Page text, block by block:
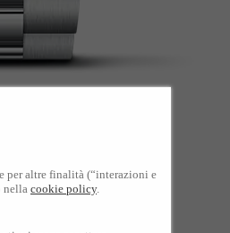
per altre finalità (“interazioni e
nella cookie policy.